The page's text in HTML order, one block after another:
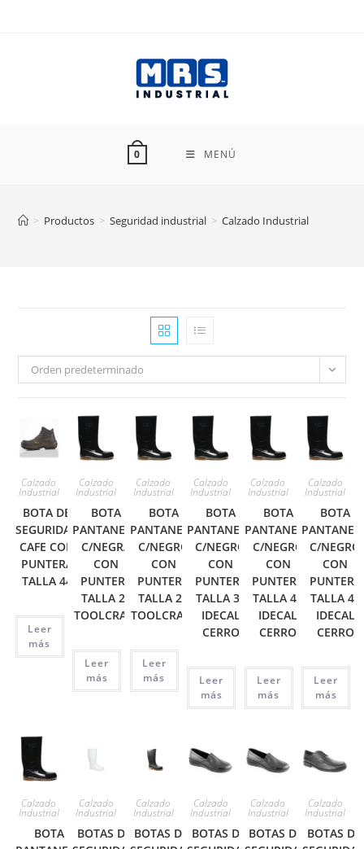
0 MENÚ
> Productos > Seguridad industrial > Calzado Industrial
Orden predeterminado
Calzado
Industrial
BOTA DE
SEGURIDAD
CAFE CON
PUNTERA
TALLA 44
Leer
más
Calzado
Industrial
BOTA
PANTANERA
C/NEGRA
CON
PUNTERA
TALLA 26
TOOLCRAFT
Leer
más
Calzado
Industrial
BOTA
PANTANERA
C/NEGRO
CON
PUNTERA
TALLA 28
TOOLCRAFT
Leer
más
Calzado
Industrial
BOTA
PANTANERA
C/NEGRO
CON
PUNTERA
TALLA 39
IDECAL
CERRO
Leer
más
Calzado
Industrial
BOTA
PANTANERA
C/NEGRO
CON
PUNTERA
TALLA 40
IDECAL
CERRO
Leer
más
Calzado
Industrial
BOTA
C/NEGRO
CON
PUNTERA
TALLA 41
IDECAL
CERRO
Leer
más
Calzado
Industrial
BOTA
Calzado
Industrial
BOTAS DE
Calzado
Industrial
BOTAS DE
Calzado
Industrial
BOTAS DE
Calzado
Industrial
BOTAS DE
Calzado
Industrial
BOTAS DE